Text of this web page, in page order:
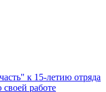
к 15-летию отряда
работе